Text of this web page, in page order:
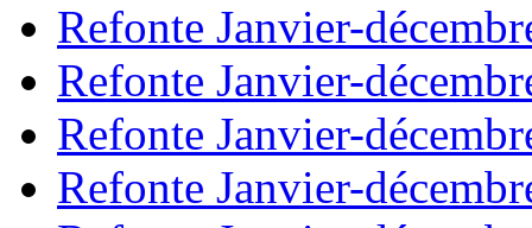
Refonte Janvier-
Refonte Janvier-
Refonte Janvier-
Refonte Janvier-